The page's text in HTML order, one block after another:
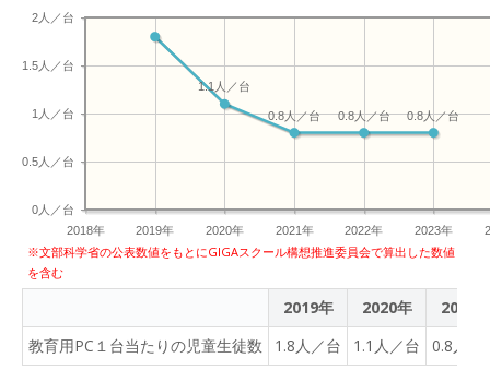
2018年 2019年 2020年 2021年 2022年 2023年
0人／台
0.5人／台
1人／台
1.5人／台
2人／台
0.8人／台
0.8人／台
0.8人／台
1.1人／台
※文部科学省の公表数値をもとにGIGAスクール構想推進委員会で算出した数値
を含む
2019年 2020年
2021年
教育用PC１台当たりの児童生徒数
1.8人／台 1.1人／台 0.8人／